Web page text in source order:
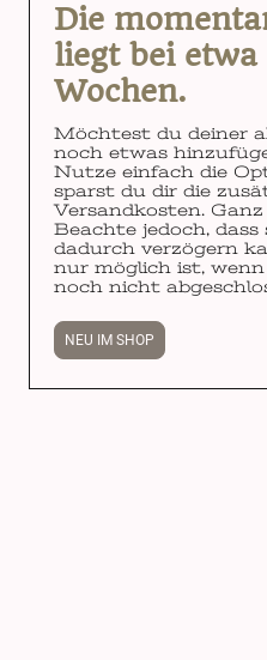
Die
liegt bei etwa
Wochen.
Möchtest du deiner
noch etwas
Nutze einfach die
sparst du dir die
Versandkosten.
Beachte jedoch,
dadurch verzögern
nur möglich ist,
noch nicht
NEU IM SHOP